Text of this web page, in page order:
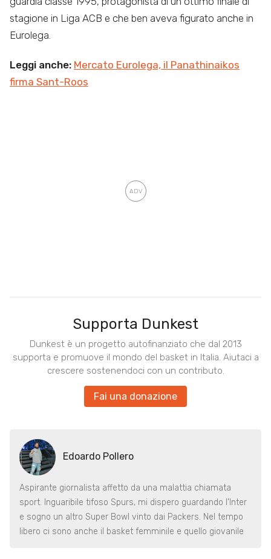
stagione in Liga ACB e che ben aveva figurato anche in
Eurolega.
Leggi anche: Mercato Eurolega, il Panathinaikos
firma Sant-Roos
Supporta Dunkest
Dunkest è un progetto autofinanziato che dal 2013
supporta e promuove il mondo del basket in Italia. Aiutaci a
crescere sostenendoci con un contributo.
Fai una donazione
Edoardo Pollero
Aspirante giornalista affetto da una malattia chiamata
sport. Inguaribile tifoso Spurs, mi dispero guardando l'Inter
e sogno un altro Super Bowl vinto dai Packers. Nel tempo
libero ci sono anche il basket femminile e quello giovanile